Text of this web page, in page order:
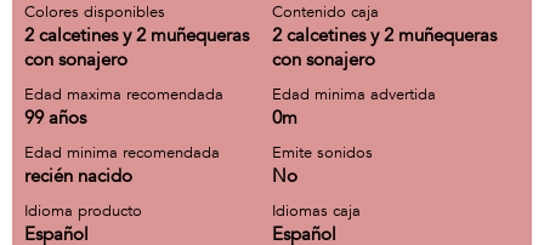
Colores disponibles
2 calcetines y 2 muñequeras
con sonajero
Contenido caja
2 calcetines y 2 muñequeras
con sonajero
Edad maxima recomendada
99 años
Edad minima advertida
0m
Edad minima recomendada
recién nacido
Emite sonidos
No
Idioma producto
Español
Idiomas caja
Español